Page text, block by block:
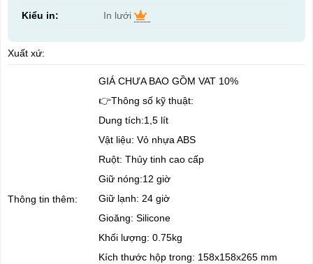
Kiểu in: In lưới
Xuất xứ:
Thông tin thêm:
GIÁ CHƯA BAO GỒM VAT 10%
👉Thông số kỹ thuật:
Dung tích:1,5 lít
Vật liệu: Vỏ nhựa ABS
Ruột: Thủy tinh cao cấp
Giữ nóng:12 giờ
Giữ lạnh: 24 giờ
Gioăng: Silicone
Khối lượng: 0.75kg
Kích thước hộp trong: 158x158x265 mm